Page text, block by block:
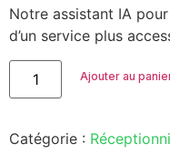
Notre assistant IA
d’un service plus
Ajouter au
Catégorie :